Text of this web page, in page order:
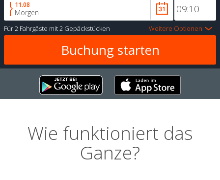
11.08
Morgen
Für2 Fahrgäste mit2 Gepäckstücken Weitere Optionen
Wie funktioniert das
Ganze?